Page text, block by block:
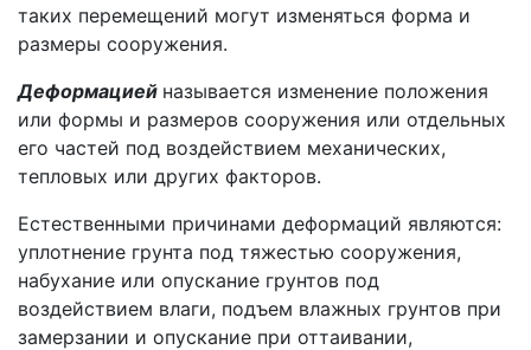
таких перемещений могут изменяться форма и
размеры сооружения.
Деформацией называется изменение положения
или формы и размеров сооружения или отдельных
его частей под воздействием механических,
тепловых или других факторов.
Естественными причинами деформаций являются:
уплотнение грунта под тяжестью сооружения,
набухание или опускание грунтов под
воздействием влаги, подъем влажных грунтов при
замерзании и опускание при оттаивании,